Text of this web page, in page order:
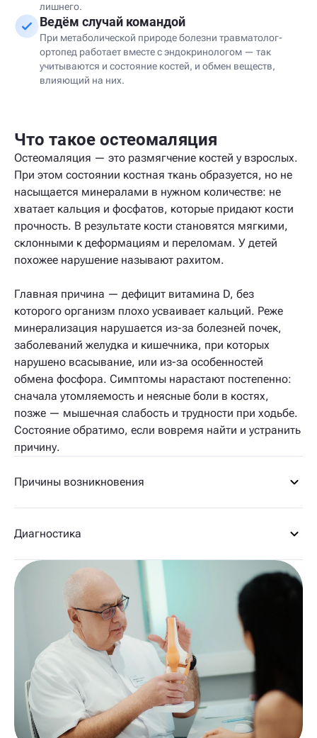
лишнего.
Ведём случай командой
При метаболической природе болезни травматолог-
ортопед работает вместе с эндокринологом — так
учитываются и состояние костей, и обмен веществ,
влияющий на них.
Что такое остеомаляция
Остеомаляция — это размягчение костей у взрослых.
При этом состоянии костная ткань образуется, но не
насыщается минералами в нужном количестве: не
хватает кальция и фосфатов, которые придают кости
прочность. В результате кости становятся мягкими,
склонными к деформациям и переломам. У детей
похожее нарушение называют рахитом.
Главная причина — дефицит витамина D, без
которого организм плохо усваивает кальций. Реже
минерализация нарушается из-за болезней почек,
заболеваний желудка и кишечника, при которых
нарушено всасывание, или из-за особенностей
обмена фосфора. Симптомы нарастают постепенно:
сначала утомляемость и неясные боли в костях,
позже — мышечная слабость и трудности при ходьбе.
Состояние обратимо, если вовремя найти и устранить
причину.
Причины возникновения
Диагностика